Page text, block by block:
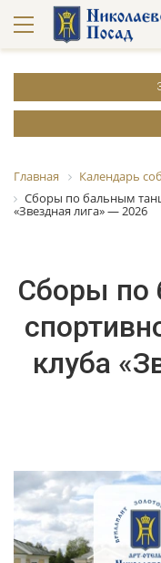
Главная
Календарь
Сборы по бальным
«Звездная лига» — 2026
Сборы по
клуба